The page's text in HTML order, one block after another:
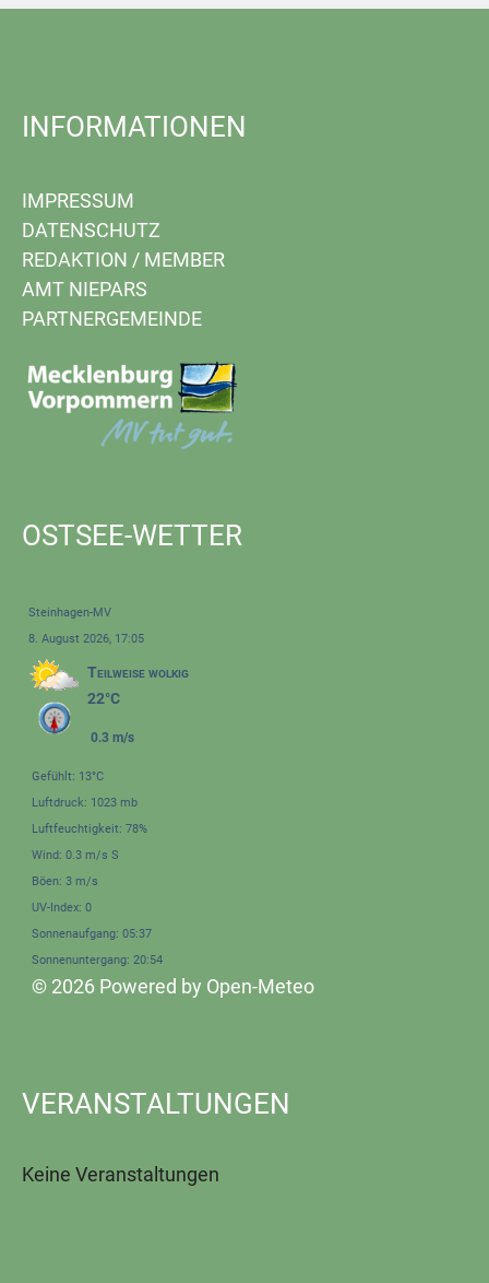
INFORMATIONEN
IMPRESSUM
DATENSCHUTZ
REDAKTION / MEMBER
AMT NIEPARS
PARTNERGEMEINDE
OSTSEE-WETTER
Steinhagen-MV
8. August 2026, 17:05
Teilweise wolkig
22°C
0.3 m/s
Gefühlt: 13°C
Luftdruck: 1023 mb
Luftfeuchtigkeit: 78%
Wind: 0.3 m/s S
Böen: 3 m/s
UV-Index: 0
Sonnenaufgang: 05:37
Sonnenuntergang: 20:54
© 2026 Powered by Open-Meteo
VERANSTALTUNGEN
Keine Veranstaltungen